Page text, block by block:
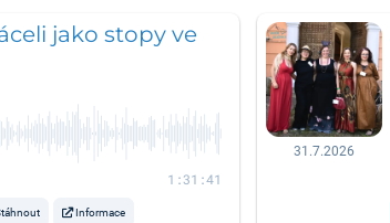
jako stopy ve
1:31:41
Informace
31.7.2026